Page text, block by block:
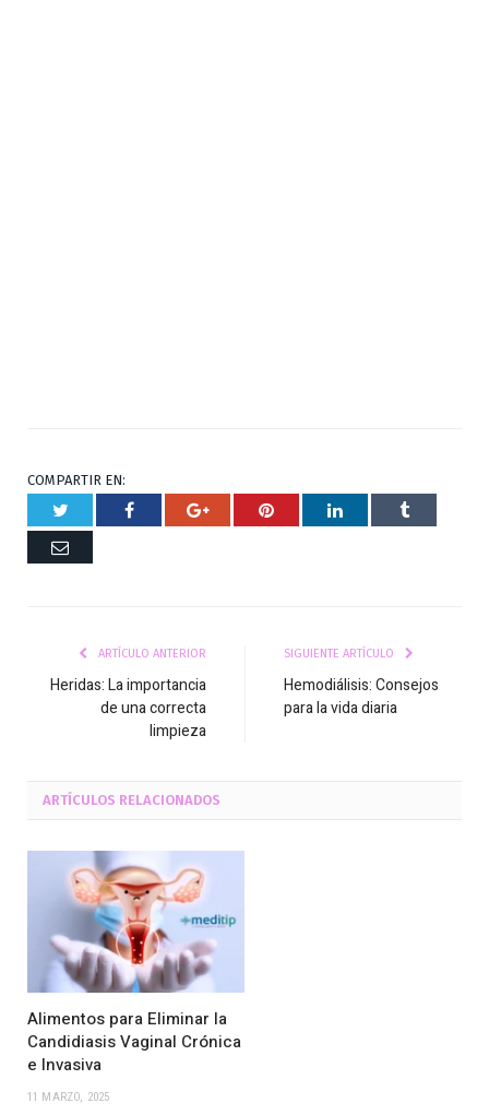
COMPARTIR EN:
Twitter Facebook Google+ Pinterest RespuestaTumblr
Correo
ARTÍCULO ANTERIOR
Heridas: La importancia
de una correcta
limpieza
SIGUIENTE ARTÍCULO
Hemodiálisis: Consejos
para la vida diaria
ARTÍCULOS RELACIONADOS
Alimentos para Eliminar la
Candidiasis Vaginal Crónica
e Invasiva
11 MARZO, 2025